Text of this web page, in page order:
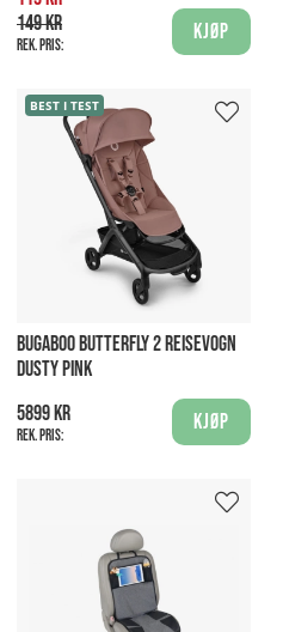
149 kr
Rek. pris:
Kjøp
BEST I TEST
BUGABOO BUTTERFLY 2 REISEVOGN
DUSTY PINK
5899 kr
Rek. pris:
Kjøp